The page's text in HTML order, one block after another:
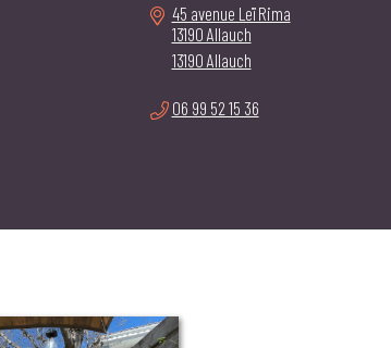
45 avenue Leï Rima
13190 Allauch
13190 Allauch
06 99 52 15 36